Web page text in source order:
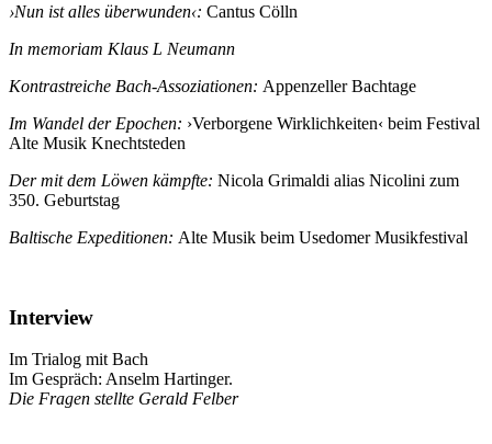
›Nun ist alles überwunden‹: Cantus Cölln
In memoriam Klaus L Neumann
Kontrastreiche Bach-Assoziationen: Appenzeller Bachtage
Im Wandel der Epochen: ›Verborgene Wirklichkeiten‹ beim Festival
Alte Musik Knechtsteden
Der mit dem Löwen kämpfte: Nicola Grimaldi alias Nicolini zum
350. Geburtstag
Baltische Expeditionen: Alte Musik beim Usedomer Musikfestival
Interview
Im Trialog mit Bach
Im Gespräch: Anselm Hartinger.
Die Fragen stellte Gerald Felber